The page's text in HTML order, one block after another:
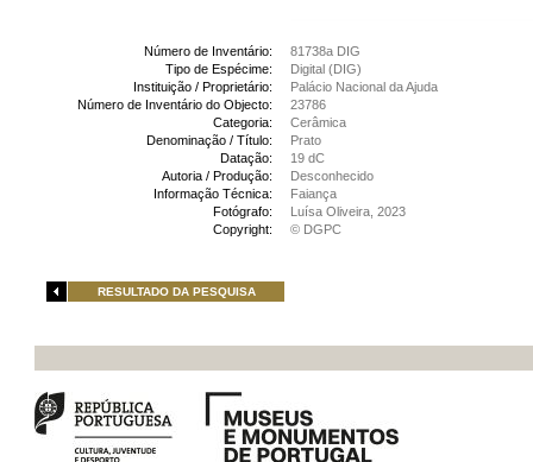
Número de Inventário:
81738a DIG
Tipo de Espécime:
Digital (DIG)
Instituição / Proprietário:
Palácio Nacional da Ajuda
Número de Inventário do Objecto:
23786
Categoria:
Cerâmica
Denominação / Título:
Prato
Datação:
19 dC
Autoria / Produção:
Desconhecido
Informação Técnica:
Faiança
Fotógrafo:
Luísa Oliveira, 2023
Copyright:
© DGPC
RESULTADO DA PESQUISA